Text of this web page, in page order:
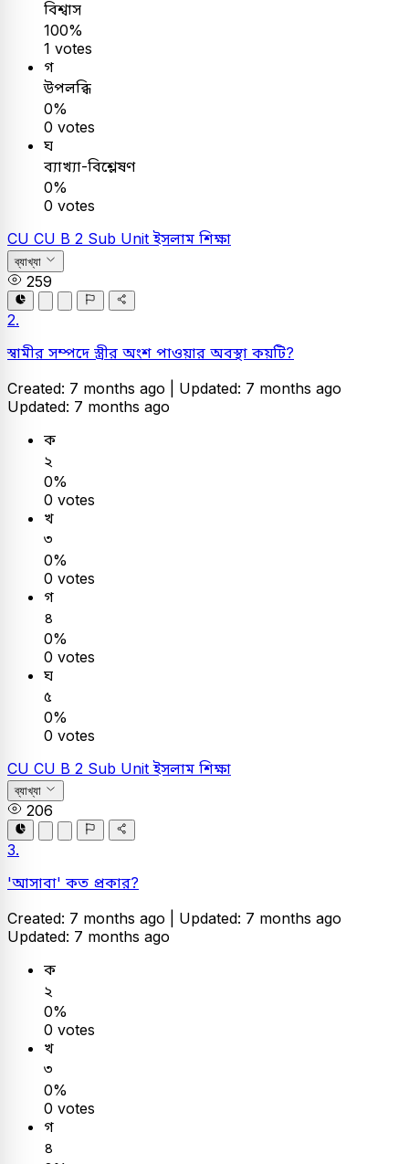
বিশ্বাস
100%
1 votes
গ
উপলব্ধি
0%
0 votes
ঘ
ব্যাখ্যা-বিশ্লেষণ
0%
0 votes
CU CU B 2 Sub Unitইসলাম শিক্ষা
ব্যাখ্যা
259
2.
স্বামীর সম্পদে স্ত্রীর অংশ পাওয়ার অবস্থা কয়টি?
Created: 7 months ago | Updated: 7 months ago
Updated: 7 months ago
ক
২
0%
0 votes
খ
৩
0%
0 votes
গ
৪
0%
0 votes
ঘ
৫
0%
0 votes
CU CU B 2 Sub Unitইসলাম শিক্ষা
ব্যাখ্যা
206
3.
'আসাবা' কত প্রকার?
Created: 7 months ago | Updated: 7 months ago
Updated: 7 months ago
ক
২
0%
0 votes
খ
৩
0%
0 votes
গ
৪